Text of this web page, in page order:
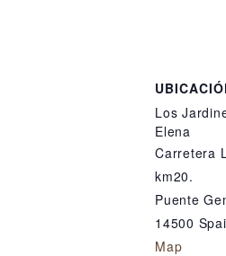
Los
Elena
Carretera
km20.
Puente
14500
Map